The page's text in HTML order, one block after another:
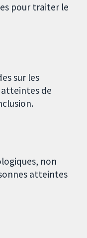
pour traiter le
sur les
de
non
atteintes